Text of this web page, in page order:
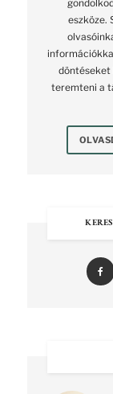
eszköze.
döntéseket
teremteni a